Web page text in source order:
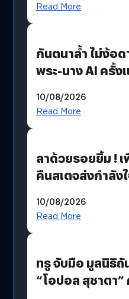
Read More
กันตนาล้ำ ไม่ง้อด
พระ-นาง AI ครั้ง
10/08/2026
Read More
ลาด้วยรอยยิ้ม !
คืนสเตจส่งกำลังใ
รักแน่นฮอลล์
10/08/2026
Read More
ทรู จับมือ มูลนิธิ
“โอปอล สุชาตา